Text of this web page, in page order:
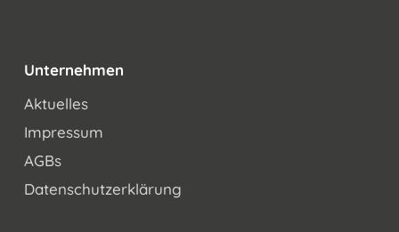
Unternehmen
Aktuelles
Impressum
AGBs
Datenschutzerklärung